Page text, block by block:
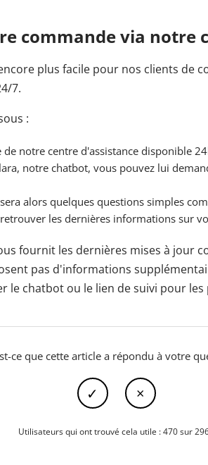
commande via notre
plus facile pour nos clients de
7.
:
de notre centre d'assistance disponible
notre chatbot, vous pouvez lui
alors quelques questions simples
les dernières informations sur
fournit les dernières mises à jour
pas d'informations
le chatbot ou le lien de suivi pour les
ce que cette article a répondu à votre
Utilisateurs qui ont trouvé cela utile : 470 sur